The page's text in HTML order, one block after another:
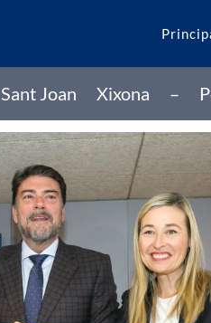
Sant Joan Xixona –